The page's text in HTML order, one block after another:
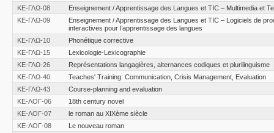
ΚΕ-ΓΛΩ-08
Enseignement / Apprentissage des Langues et TIC – Multimedia et
ΚΕ-ΓΛΩ-09
Enseignement / Apprentissage des Langues et TIC – Logiciels de
interactives pour l’apprentissage des langues
ΚΕ-ΓΛΩ-10
Phonétique corrective
ΚΕ-ΓΛΩ-15
Lexicologie-Lexicographie
ΚΕ-ΓΛΩ-26
Représentations langagières, alternances codiques et plurilinguisme
ΚΕ-ΓΛΩ-40
Teaches' Training: Communication, Crisis Management, Evaluation
ΚΕ-ΓΛΩ-43
Course-planning and evaluation
ΚΕ-ΛΟΓ-06
18th century novel
ΚΕ-ΛΟΓ-07
le roman au XIXème siècle
ΚΕ-ΛΟΓ-08
Le nouveau roman